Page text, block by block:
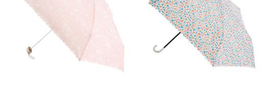
ブランド
順
人気順
売上点数順